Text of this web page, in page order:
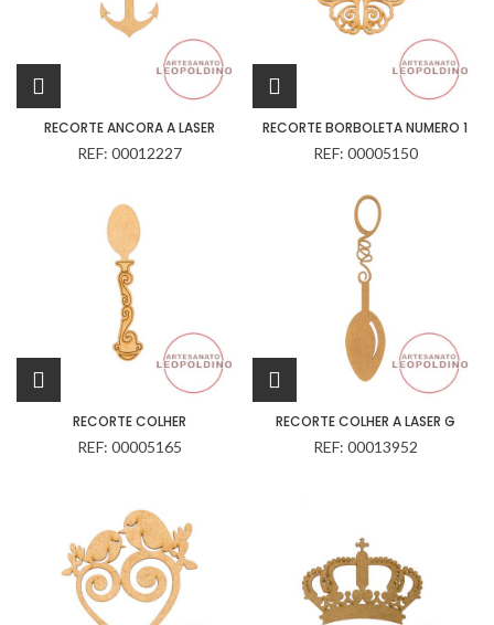
RECORTE ANCORA A LASER
REF: 00012227
RECORTE BORBOLETA NUMERO 1
REF: 00005150
RECORTE COLHER
REF: 00005165
RECORTE COLHER A LASER G
REF: 00013952